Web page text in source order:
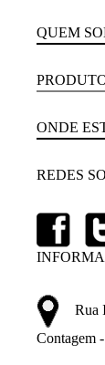
QUEM
ONDE
REDES
Rua
Contagem